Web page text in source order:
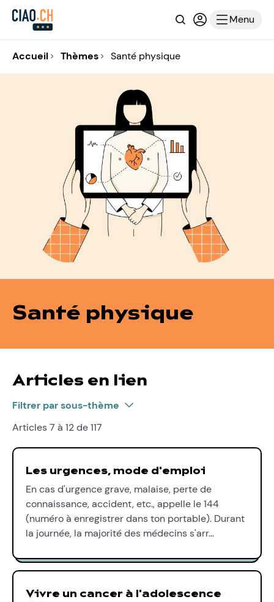
RechercheConnexion
Menu
Accueil Thèmes Santé physique
Santé physique
Articles en lien
Filtrer par sous-thème
Articles 7 à 12 de 117
Les urgences, mode d'emploi
En cas d'urgence grave, malaise, perte de
connaissance, accident, etc., appelle le 144
(numéro à enregistrer dans ton portable). Durant
la journée, la majorité des médecins s'arr…
Vivre un cancer à l'adolescence